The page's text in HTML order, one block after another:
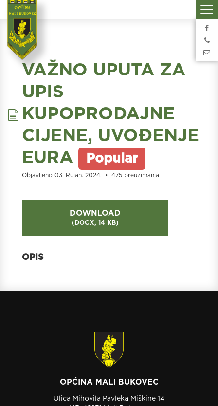
document
VAŽNO UPUTA ZA
UPIS
KUPOPRODAJNE
CIJENE, UVOĐENJE
EURA
Popular
Objavljeno 03. Rujan. 2024. 475 preuzimanja
DOWNLOAD
( DOCX, 14 KB)
OPĆINA MALI BUKOVEC
Ulica Mihovila Pavleka Miškine 14